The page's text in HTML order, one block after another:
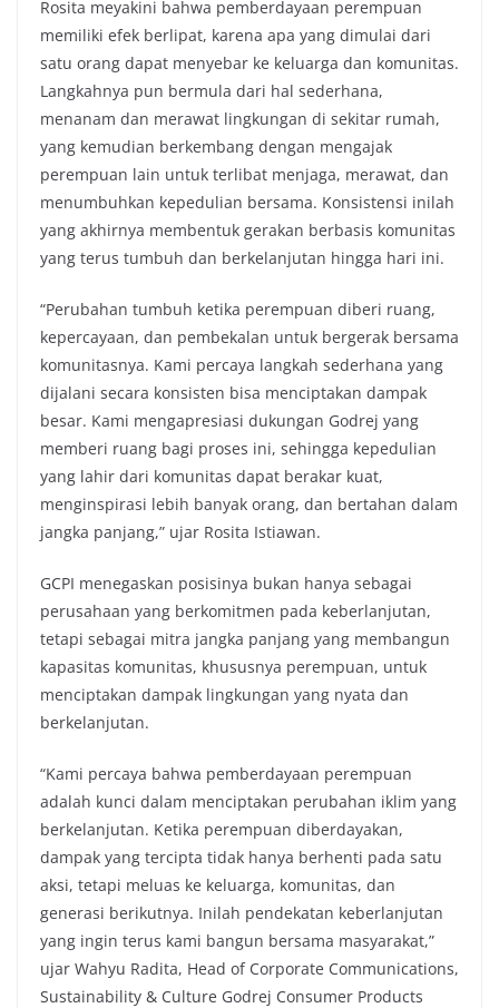
Rosita meyakini bahwa pemberdayaan perempuan
memiliki efek berlipat, karena apa yang dimulai dari
satu orang dapat menyebar ke keluarga dan komunitas.
Langkahnya pun bermula dari hal sederhana,
menanam dan merawat lingkungan di sekitar rumah,
yang kemudian berkembang dengan mengajak
perempuan lain untuk terlibat menjaga, merawat, dan
menumbuhkan kepedulian bersama. Konsistensi inilah
yang akhirnya membentuk gerakan berbasis komunitas
yang terus tumbuh dan berkelanjutan hingga hari ini.
“Perubahan tumbuh ketika perempuan diberi ruang,
kepercayaan, dan pembekalan untuk bergerak bersama
komunitasnya. Kami percaya langkah sederhana yang
dijalani secara konsisten bisa menciptakan dampak
besar. Kami mengapresiasi dukungan Godrej yang
memberi ruang bagi proses ini, sehingga kepedulian
yang lahir dari komunitas dapat berakar kuat,
menginspirasi lebih banyak orang, dan bertahan dalam
jangka panjang,” ujar Rosita Istiawan.
GCPI menegaskan posisinya bukan hanya sebagai
perusahaan yang berkomitmen pada keberlanjutan,
tetapi sebagai mitra jangka panjang yang membangun
kapasitas komunitas, khususnya perempuan, untuk
menciptakan dampak lingkungan yang nyata dan
berkelanjutan.
“Kami percaya bahwa pemberdayaan perempuan
adalah kunci dalam menciptakan perubahan iklim yang
berkelanjutan. Ketika perempuan diberdayakan,
dampak yang tercipta tidak hanya berhenti pada satu
aksi, tetapi meluas ke keluarga, komunitas, dan
generasi berikutnya. Inilah pendekatan keberlanjutan
yang ingin terus kami bangun bersama masyarakat,”
ujar Wahyu Radita, Head of Corporate Communications,
Sustainability & Culture Godrej Consumer Products